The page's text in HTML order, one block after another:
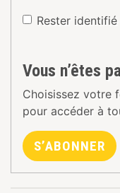
Rester
Vous n’êtes
Choisissez votre
pour accéder à
S’ABONNER